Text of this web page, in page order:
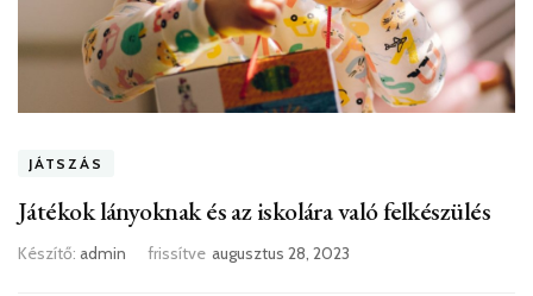
JÁTSZÁS
Játékok lányoknak és az iskolára való felkészülés
Készítő: admin frissítve augusztus 28, 2023